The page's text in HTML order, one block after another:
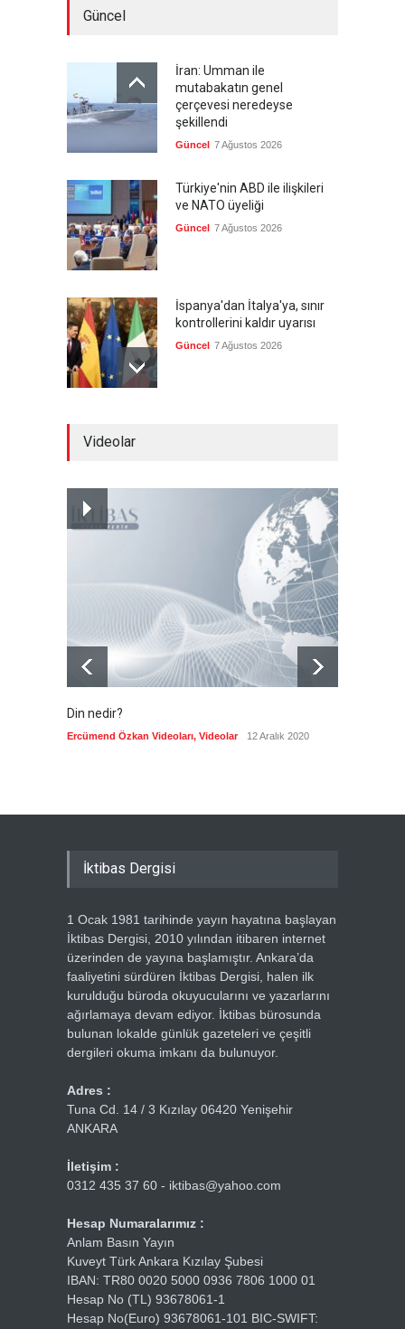
Güncel
İran: Umman ile
mutabakatın genel
çerçevesi neredeyse
şekillendi
Güncel 7 Ağustos 2026
Türkiye'nin ABD ile ilişkileri
ve NATO üyeliği
Güncel 7 Ağustos 2026
İspanya'dan İtalya'ya, sınır
kontrollerini kaldır uyarısı
Güncel 7 Ağustos 2026
Fransa'nın sosyal medyaya
yasak talebine ABD'den sert
Güncel 7 Ağustos 2026
Videolar
Din nedir?
Ercümend Özkan Videoları, Videolar 12 Aralık 2020
İktibas Dergisi
1 Ocak 1981 tarihinde yayın hayatına başlayan
İktibas Dergisi, 2010 yılından itibaren internet
üzerinden de yayına başlamıştır. Ankara’da
faaliyetini sürdüren İktibas Dergisi, halen ilk
kurulduğu büroda okuyucularını ve yazarlarını
ağırlamaya devam ediyor. İktibas bürosunda
bulunan lokalde günlük gazeteleri ve çeşitli
dergileri okuma imkanı da bulunuyor.
Adres :
Tuna Cd. 14 / 3 Kızılay 06420 Yenişehir
ANKARA
İletişim :
0312 435 37 60 - iktibas@yahoo.com
Hesap Numaralarımız :
Anlam Basın Yayın
Kuveyt Türk Ankara Kızılay Şubesi
IBAN: TR80 0020 5000 0936 7806 1000 01
Hesap No (TL) 93678061-1
Hesap No(Euro) 93678061-101 BIC-SWIFT: